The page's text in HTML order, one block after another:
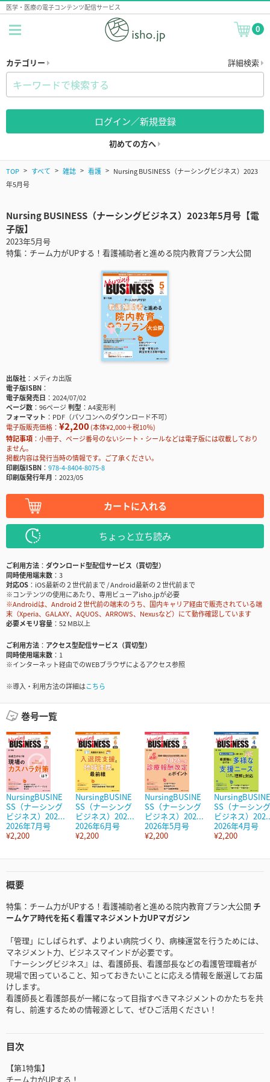
医学・医療の電子コンテンツ配信サービス
0
カテゴリー 詳細検索
ログイン／新規登録
初めての方へ
TOP すべて 雑誌 看護
Nursing BUSINESS（ナーシングビジネス）2023
年5月号
Nursing BUSINESS（ナーシングビジネス）2023年5月号【電
子版】
2023年5月号
特集：チーム力がUPする！看護補助者と進める院内教育プラン大公開
出版社
メディカ出版
電子版ISBN
電子版発売日
2024/07/02
ページ数
96ページ判型
A4変形判
フォーマット
PDF（パソコンへのダウンロード不可）
電子版販売価格： ¥2,200(本体¥2,000＋税10％)
特記事項
小冊子、ページ番号のないシート・シールなどは電子版には収載しており
ません。
掲載内容は発行当時の情報です。ご了承ください。
印刷版ISBN
978-4-8404-8075-8
印刷版発行年月
2023/05
カートに入れる
ちょっと立ち読み
ご利用方法
ダウンロード型配信サービス（買切型）
同時使用端末数
3
対応OS
iOS最新の２世代前まで / Android最新の２世代前まで
※コンテンツの使用にあたり、専用ビューアisho.jpが必要
※Androidは、Android２世代前の端末のうち、国内キャリア経由で販売されている端
末（Xperia、GALAXY、AQUOS、ARROWS、Nexusなど）にて動作確認しています
必要メモリ容量
52 MB以上
ご利用方法
アクセス型配信サービス（買切型）
同時使用端末数
1
※インターネット経由でのWEBブラウザによるアクセス参照
※導入・利用方法の詳細はこちら
巻号一覧
NursingBUSINE
SS（ナーシング
ビジネス）202...
2026年7月号
¥2,200
NursingBUSINE
SS（ナーシング
ビジネス）202...
2026年6月号
¥2,200
NursingBUSINE
SS（ナーシング
ピジネス）202...
2026年5月号
¥2,200
NursingBUSINE
SS（ナーシング
ビジネス）
2026年4月号
¥2,200
概要
特集：チーム力がUPする！看護補助者と進める院内教育プラン大公開 チ
ームケア時代を拓く看護マネジメント力UPマガジン
「管理」にしばられず、よりよい病院づくり、病棟運営を行うためには、
マネジメント力、ビジネスマインドが必要です。
『ナーシングビジネス』は、看護師長、看護部長などの看護管理職者が
現場で困っていること、知っておきたいことに応える情報を厳選してお届
けします。
看護師長と看護部長が一緒になって目指すべきマネジメントのかたちを共
有し、前進するための情報源として、ぜひご活用ください！
目次
【第1特集】
チーム力がUPする！